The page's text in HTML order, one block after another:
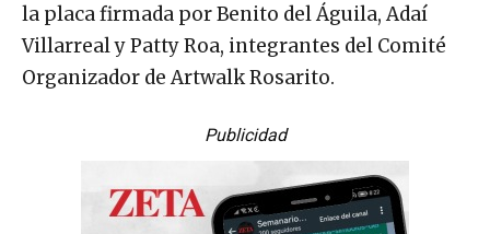
la placa firmada por Benito del Águila, Adaí
Villarreal y Patty Roa, integrantes del Comité
Organizador de Artwalk Rosarito.
Publicidad